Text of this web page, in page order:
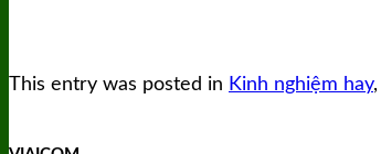
This entry was posted in Kinh nghiệm hay,